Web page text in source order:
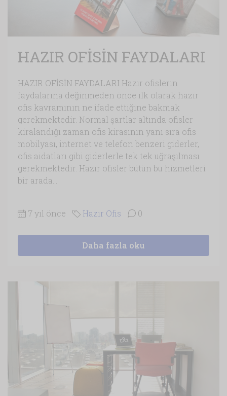
HAZIR OFİSİN FAYDALARI
HAZIR OFİSİN FAYDALARI Hazır ofislerin
faydalarına değinmeden önce ilk olarak hazır
ofis kavramının ne ifade ettiğine bakmak
gerekmektedir. Normal şartlar altında ofisler
kiralandığı zaman ofis kirasının yanı sıra ofis
mobilyası, internet ve telefon benzeri giderler,
ofis aidatları gibi giderlerle tek tek uğraşılması
gerekmektedir. Hazır ofisler bütün bu hizmetleri
bir arada...
7 yıl önce Hazır Ofis 0
Daha fazla oku